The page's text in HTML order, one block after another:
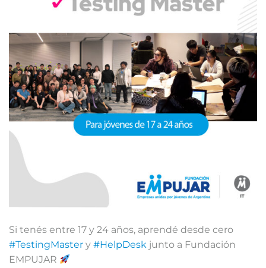
Si tenés entre 17 y 24 años, aprendé desde cero
#TestingMaster y #HelpDesk junto a Fundación
EMPUJAR